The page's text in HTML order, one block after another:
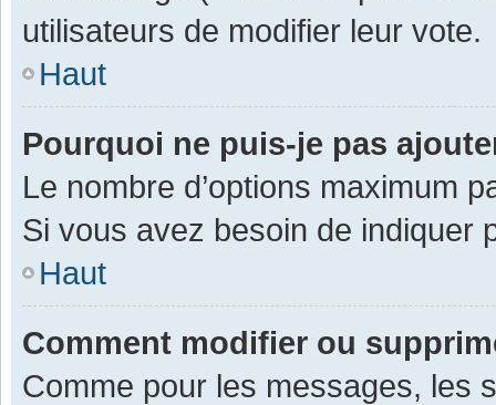
utilisateurs de modifier leur vote.
Haut
Pourquoi ne puis-je pas
Le nombre d’options maximum
Si vous avez besoin de indiquer
Haut
Comment modifier ou
Comme pour les messages, les